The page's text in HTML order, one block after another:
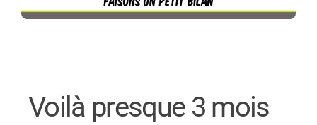
Voilà presque 3 mois